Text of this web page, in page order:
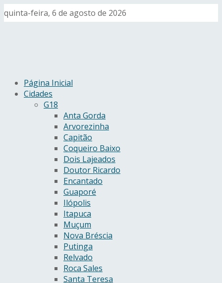
quinta-feira, 6 de agosto de 2026
Página Inicial
Cidades
G18
Anta Gorda
Arvorezinha
Capitão
Coqueiro Baixo
Dois Lajeados
Doutor Ricardo
Encantado
Guaporé
Ilópolis
Itapuca
Muçum
Nova Bréscia
Putinga
Relvado
Roca Sales
Santa Teresa